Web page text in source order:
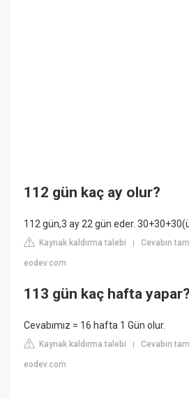
112 gün kaç ay olur?
112 gün,3 ay 22 gün eder.
Kaynak kaldırma talebi |Cevabın
eodev.com
113 gün kaç hafta yapar?
Cevabımız = 16 hafta 1 Gün olur.
Kaynak kaldırma talebi |Cevabın
eodev.com